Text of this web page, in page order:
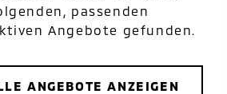
passenden
Angebote gefunden.
ANGEBOTE ANZEIGEN